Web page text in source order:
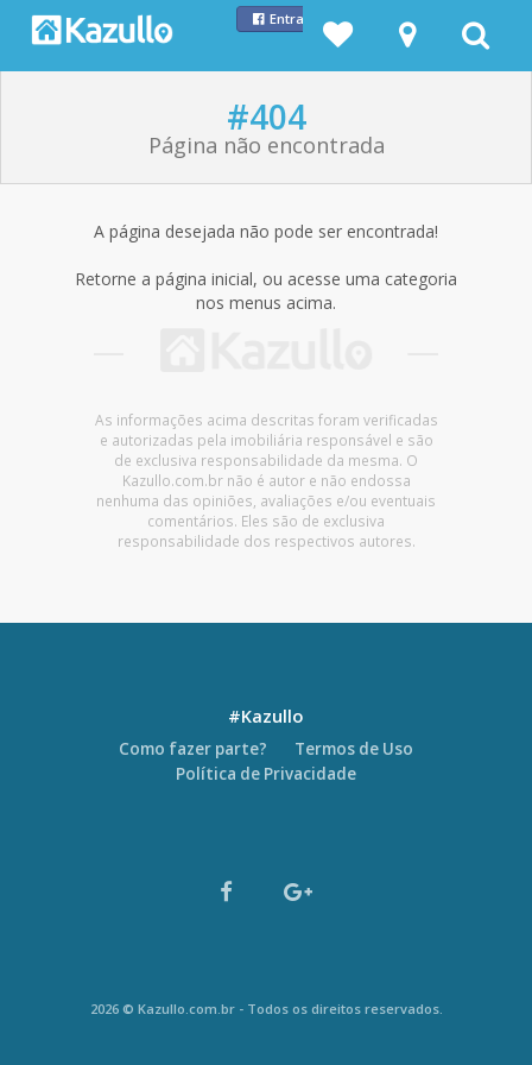
Entrar com Facebook
#404
Página não encontrada
A página desejada não pode ser encontrada!
Retorne a página inicial, ou acesse uma categoria
nos menus acima.
As informações acima descritas foram verificadas
e autorizadas pela imobiliária responsável e são
de exclusiva responsabilidade da mesma. O
Kazullo.com.br não é autor e não endossa
nenhuma das opiniões, avaliações e/ou eventuais
comentários. Eles são de exclusiva
responsabilidade dos respectivos autores.
#Kazullo
Como fazer parte?
Termos de Uso
Política de Privacidade
2026 © Kazullo.com.br - Todos os direitos reservados.